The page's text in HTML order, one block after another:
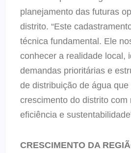
planejamento das futuras
distrito. “Este
técnica fundamental. Ele
conhecer a realidade local,
demandas prioritárias e
de distribuição de água
crescimento do distrito com
eficiência e
CRESCIMENTO DA